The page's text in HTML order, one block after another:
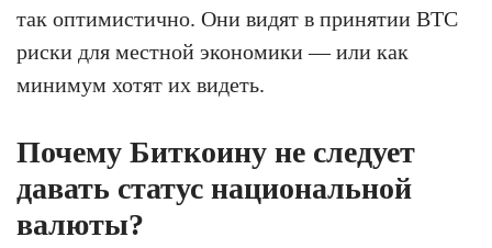
так оптимистично. Они видят в принятии BTC
риски для местной экономики — или как
минимум хотят их видеть.
Почему Биткоину не следует
давать статус национальной
валюты?